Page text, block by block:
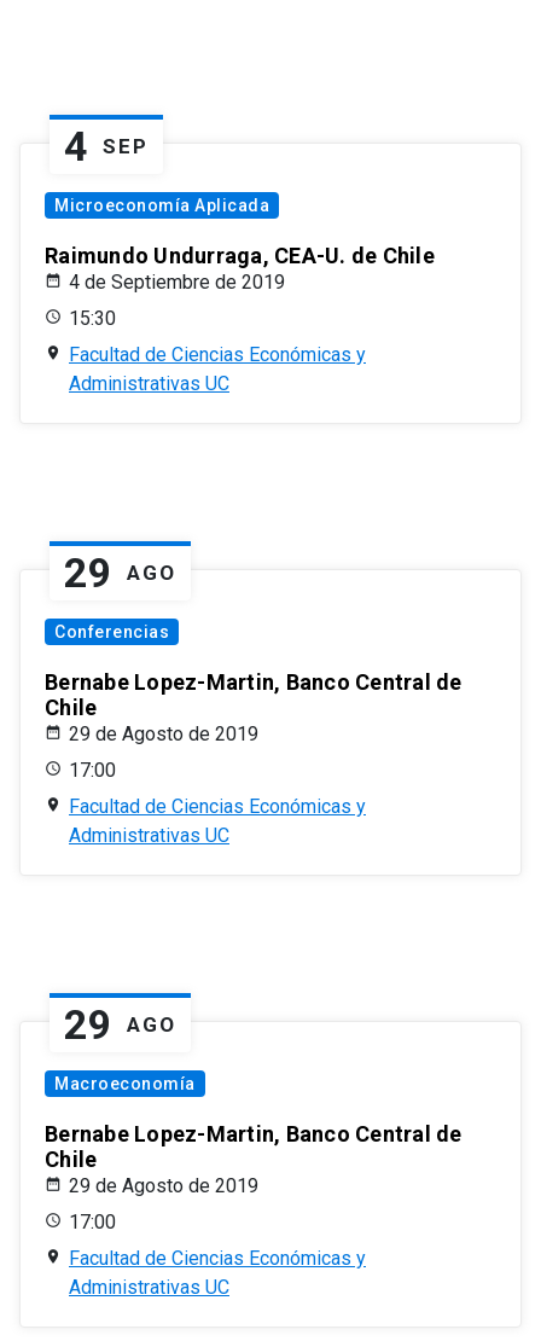
4 SEP
Microeconomía Aplicada
Raimundo Undurraga, CEA-U. de Chile
4 de Septiembre de 2019
15:30
Facultad de Ciencias Económicas y
Administrativas UC
29 AGO
Conferencias
Bernabe Lopez-Martin, Banco Central de
Chile
29 de Agosto de 2019
17:00
Facultad de Ciencias Económicas y
Administrativas UC
29 AGO
Macroeconomía
Bernabe Lopez-Martin, Banco Central de
Chile
29 de Agosto de 2019
17:00
Facultad de Ciencias Económicas y
Administrativas UC